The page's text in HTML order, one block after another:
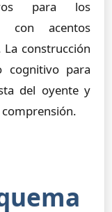
para los
con acentos
construcción
cognitivo para
del oyente y